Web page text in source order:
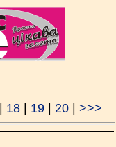
18 19 20 >>>